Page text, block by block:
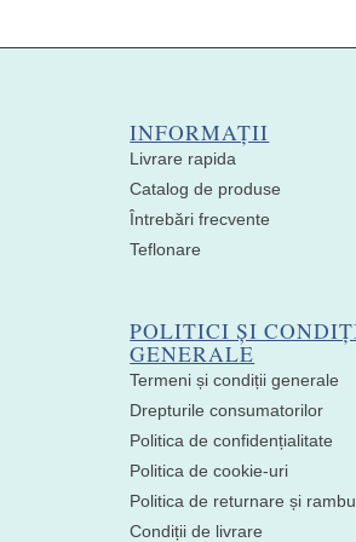
INFORMAȚII
Livrare rapida
Catalog de produse
Întrebări frecvente
Teflonare
POLITICI ȘI
GENERALE
Termeni și condiții generale
Drepturile consumatorilor
Politica de confidențialitate
Politica de cookie-uri
Politica de returnare și
Condiții de livrare